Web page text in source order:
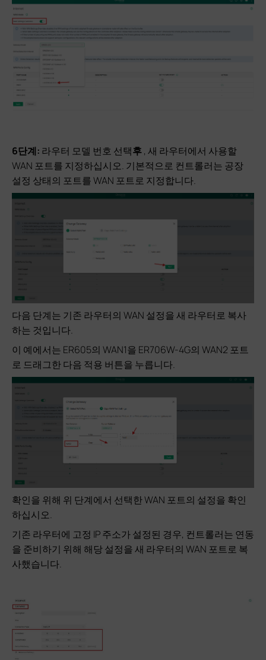
6단계: 라우터 모델 번호 선택후, 새 라우터에서 사용할
WAN 포트를 지정하십시오. 기본적으로 컨트롤러는 공장
설정 상태의 포트를 WAN 포트로 지정합니다.
다음 단계는 기존 라우터의 WAN 설정을 새 라우터로 복사
하는 것입니다.
이 예에서는 ER605의 WAN1을 ER706W-4G의 WAN2 포트
로 드래그한 다음 적용 버튼을 누릅니다.
확인을 위해 위 단계에서 선택한 WAN 포트의 설정을 확인
하십시오.
기존 라우터에 고정 IP 주소가 설정된 경우, 컨트롤러는 연동
을 준비하기 위해 해당 설정을 새 라우터의 WAN 포트로 복
사했습니다.